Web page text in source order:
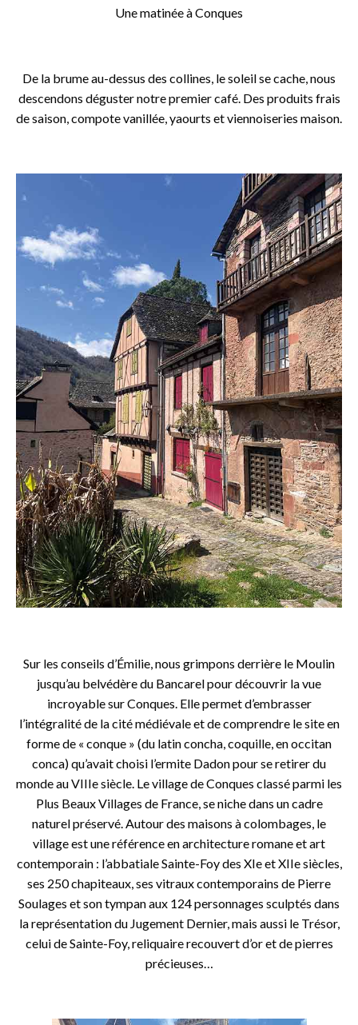
Une matinée à Conques
De la brume au-dessus des collines, le soleil se cache, nous
descendons déguster notre premier café. Des produits frais
de saison, compote vanillée, yaourts et viennoiseries maison.
Sur les conseils d’Émilie, nous grimpons derrière le Moulin
jusqu’au belvédère du Bancarel pour découvrir la vue
incroyable sur Conques. Elle permet d’embrasser
l’intégralité de la cité médiévale et de comprendre le site en
forme de « conque » (du latin concha, coquille, en occitan
conca) qu’avait choisi l’ermite Dadon pour se retirer du
monde au VIIIe siècle. Le village de Conques classé parmi les
Plus Beaux Villages de France, se niche dans un cadre
naturel préservé. Autour des maisons à colombages, le
village est une référence en architecture romane et art
contemporain : l’abbatiale Sainte-Foy des XIe et XIIe siècles,
ses 250 chapiteaux, ses vitraux contemporains de Pierre
Soulages et son tympan aux 124 personnages sculptés dans
la représentation du Jugement Dernier, mais aussi le Trésor,
celui de Sainte-Foy, reliquaire recouvert d’or et de pierres
précieuses…